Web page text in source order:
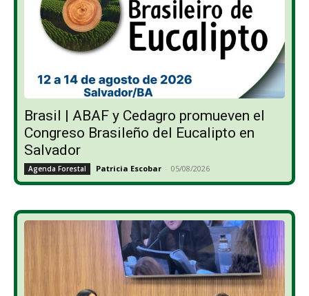
Brasil | ABAF y Cedagro promueven el
Congreso Brasileño del Eucalipto en
Salvador
Agenda Forestal Patricia Escobar - 05/08/2026